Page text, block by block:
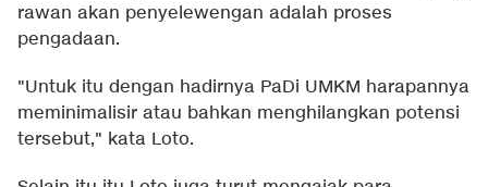
rawan akan penyelewengan adalah proses
pengadaan.
"Untuk itu dengan hadirnya PaDi UMKM harapannya
meminimalisir atau bahkan menghilangkan potensi
tersebut," kata Loto.